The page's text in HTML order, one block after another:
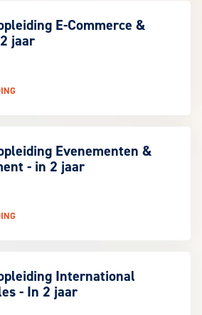
E-Commerce &
jaar
Evenementen &
- in 2 jaar
International
- In 2 jaar